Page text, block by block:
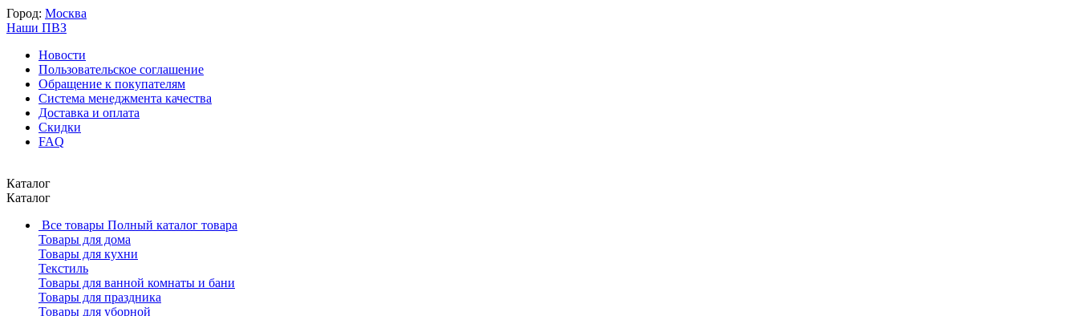
Город: Москва
Наши ПВЗ
Новости
Пользовательское соглашение
Обращение к покупателям
Система менеджмента качества
Доставка и оплата
Скидки
FAQ
Каталог
Каталог
Все товары Полный каталог товара
Товары для дома
Товары для кухни
Текстиль
Товары для ванной комнаты и бани
Товары для праздника
Товары для уборной